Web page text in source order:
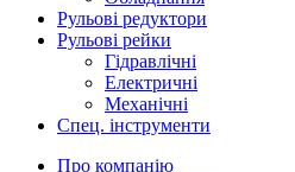
Рульові редуктори
Рульові рейки
Гідравлічні
Електричні
Механічні
Спец. інструменти
Про компанію